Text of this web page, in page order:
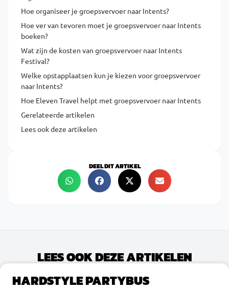
Hoe organiseer je groepsvervoer naar Intents?
Hoe ver van tevoren moet je groepsvervoer naar Intents
boeken?
Wat zijn de kosten van groepsvervoer naar Intents
Festival?
Welke opstapplaatsen kun je kiezen voor groepsvervoer
naar Intents?
Hoe Eleven Travel helpt met groepsvervoer naar Intents
Gerelateerde artikelen
Lees ook deze artikelen
DEEL DIT ARTIKEL
LEES OOK DEZE ARTIKELEN
HARDSTYLE PARTYBUS